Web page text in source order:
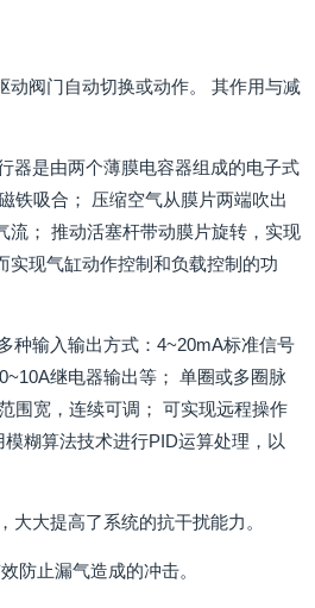
动阀门自动切换或动作。 其作用与减
器是由两个薄膜电容器组成的电子式
铁吸合； 压缩空气从膜片两端吹出
流； 推动活塞杆带动膜片旋转，实现
实现气缸动作控制和负载控制的功
种输入输出方式：4~20mA标准信号
继电器输出等； 单圈或多圈脉
围宽，连续可调； 可实现远程操作
糊算法技术进行PID运算处理，以
大大提高了系统的抗干扰能力。
防止漏气造成的冲击。